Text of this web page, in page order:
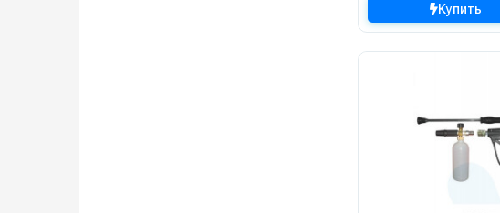
Купить